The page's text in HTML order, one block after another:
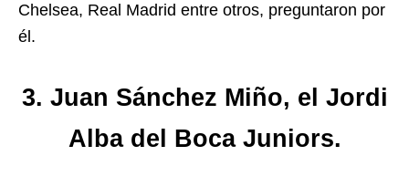
Chelsea, Real Madrid entre otros, preguntaron por
él.
3. Juan Sánchez Miño, el Jordi
Alba del Boca Juniors.